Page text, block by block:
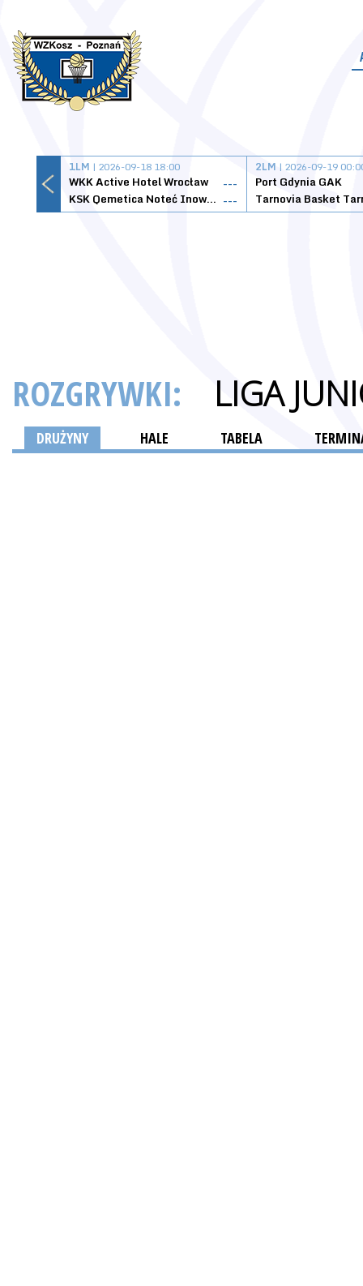
1LM | 2026-09-18 18:00
WKK Active Hotel Wrocław
---
KSK Qemetica Noteć Inowrocław ---
2LM | 2026-09-19
Port Gdynia GAK
ROZGRYWKI: LIGA
DRUŻYNY HALE TABELA